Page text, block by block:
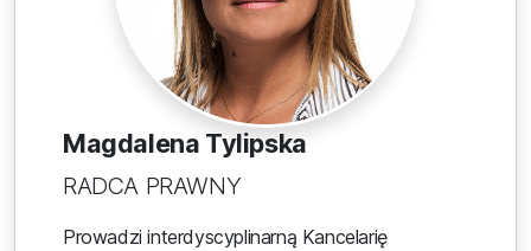
Magdalena Tylipska
RADCA PRAWNY
Prowadzi interdyscyplinarną Kancelarię